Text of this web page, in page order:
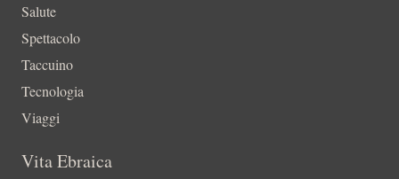
Salute
Spettacolo
Taccuino
Tecnologia
Viaggi
Vita Ebraica